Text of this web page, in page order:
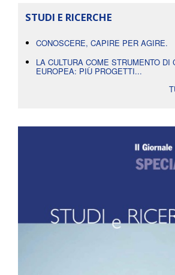
STUDI E RICERCHE
CONOSCERE, CAPIRE PER AGIRE.
LA CULTURA COME STRUMENTO DI
EUROPEA: PIÙ PROGETTI...